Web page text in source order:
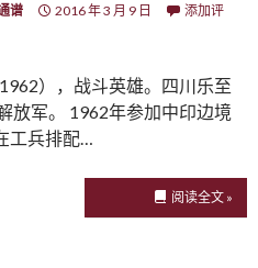
谱 2016 年 3 月 9 日
添加评
），战斗英雄。四川乐至
放军。 1962年参加中印边境
工兵排配…
阅读全文 »